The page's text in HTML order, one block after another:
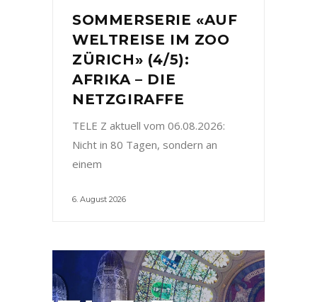
SOMMERSERIE «AUF
WELTREISE IM ZOO
ZÜRICH» (4/5):
AFRIKA – DIE
NETZGIRAFFE
TELE Z aktuell vom 06.08.2026:
Nicht in 80 Tagen, sondern an
einem
6. August 2026